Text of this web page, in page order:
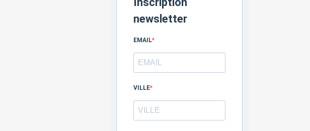
newsletter
EMAIL
VILLE